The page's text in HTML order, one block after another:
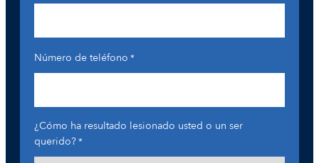
Número de teléfono *
¿Cómo ha resultado lesionado usted o un ser
querido?*